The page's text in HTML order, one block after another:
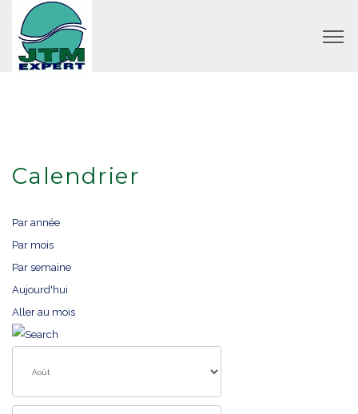
Calendrier
Par année
Par mois
Par semaine
Aujourd'hui
Aller au mois